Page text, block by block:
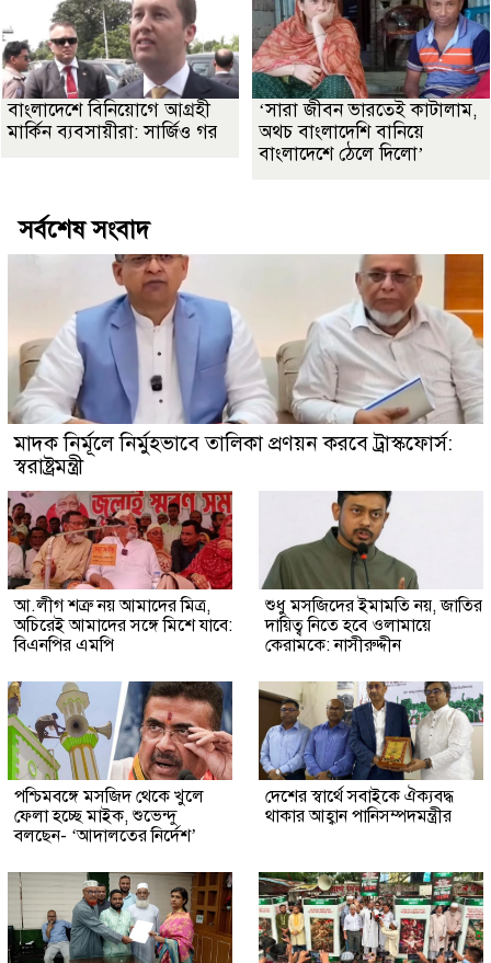
বাংলাদেশে বিনিয়োগে আগ্রহী
মার্কিন ব্যবসায়ীরা: সার্জিও গর
‘সারা জীবন ভারতেই কাটালাম,
অথচ বাংলাদেশি বানিয়ে
বাংলাদেশে ঠেলে দিলো’
সর্বশেষ সংবাদ
মাদক নির্মূলে নির্মুহভাবে তালিকা প্রণয়ন করবে ট্রাস্কফোর্স:
স্বরাষ্ট্রমন্ত্রী
আ.লীগ শত্রু নয় আমাদের মিত্র,
অচিরেই আমাদের সঙ্গে মিশে যাবে:
বিএনপির এমপি
শুধু মসজিদের ইমামতি নয়, জাতির
দায়িত্ব নিতে হবে ওলামায়ে
কেরামকে: নাসীরুদ্দীন
পশ্চিমবঙ্গে মসজিদ থেকে খুলে
ফেলা হচ্ছে মাইক, শুভেন্দু
বলছেন- ‘আদালতের নির্দেশ’
দেশের স্বার্থে সবাইকে ঐক্যবদ্ধ
থাকার আহ্বান পানিসম্পদমন্ত্রীর